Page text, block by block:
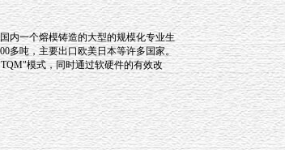
内一个熔模铸造的大型的规模化专业生
多吨，主要出口欧美日本等许多国家。
模式，同时通过软硬件的有效改